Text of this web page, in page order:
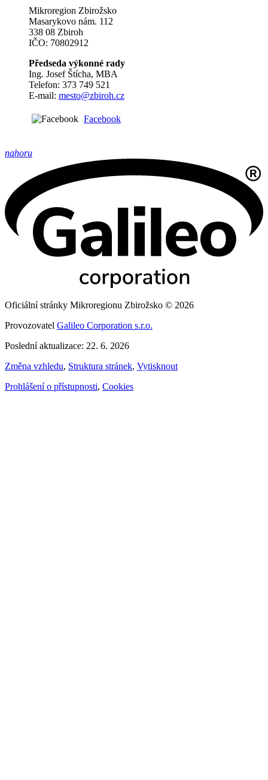
Mikroregion Zbirožsko
Masarykovo nám. 112
338 08 Zbiroh
IČO: 70802912
Předseda výkonné rady
Ing. Josef Štícha, MBA
Telefon: 373 749 521
E-mail: mesto@zbiroh.cz
Facebook
nahoru
Oficiální stránky Mikroregionu Zbirožsko © 2026
Provozovatel Galileo Corporation s.r.o.
Poslední aktualizace: 22. 6. 2026
Změna vzhledu, Struktura stránek, Vytisknout
Prohlášení o přístupnosti, Cookies